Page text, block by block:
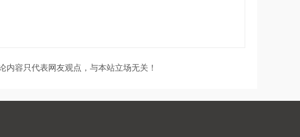
内容只代表网友观点，与本站立场无关！